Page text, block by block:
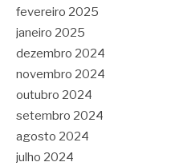
fevereiro 2025
janeiro 2025
dezembro 2024
novembro 2024
outubro 2024
setembro 2024
agosto 2024
julho 2024